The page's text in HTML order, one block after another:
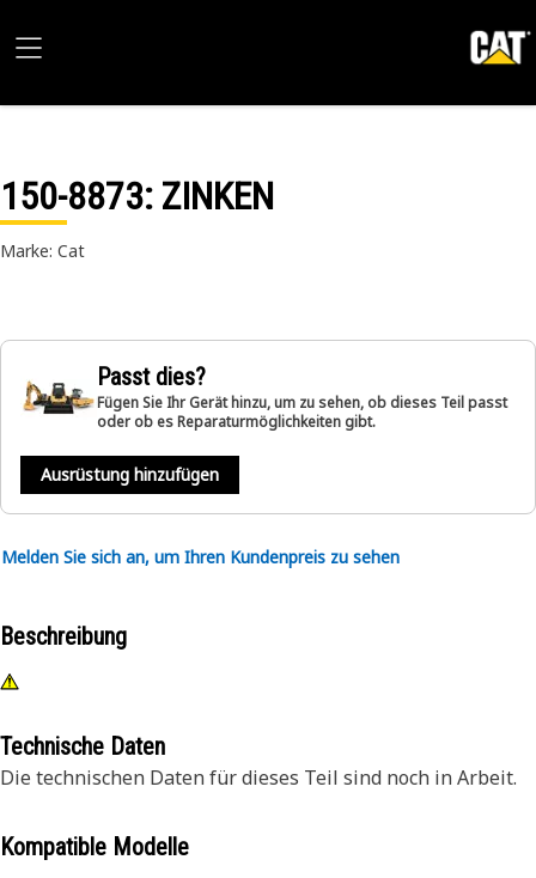
150-8873: ZINKEN
Marke: Cat
Passt dies?
Fügen Sie Ihr Gerät hinzu, um zu sehen, ob dieses Teil passt
oder ob es Reparaturmöglichkeiten gibt.
Ausrüstung hinzufügen
Melden Sie sich an, um Ihren Kundenpreis zu sehen
Beschreibung
Technische Daten
Die technischen Daten für dieses Teil sind noch in Arbeit.
Kompatible Modelle